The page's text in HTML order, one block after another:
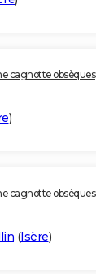
cagnotte obsèques
)
cagnotte obsèques
(Isère)